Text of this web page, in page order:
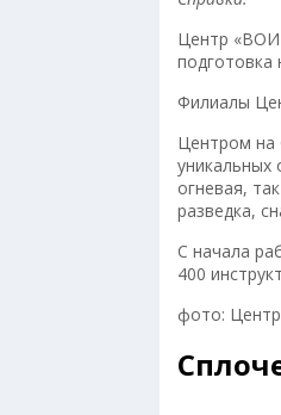
Центр
Филиалы
Центром на
уникальных
огневая,
разведка,
С начала
400
фото: